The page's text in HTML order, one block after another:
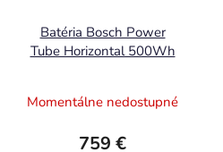
Batéria Bosch Power
Tube Horizontal 500Wh
Momentálne nedostupné
759 €